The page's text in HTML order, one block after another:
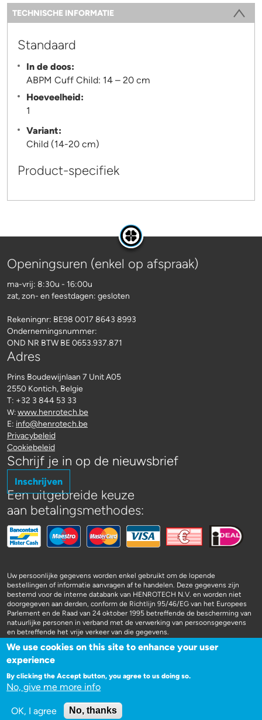
Information
TECHNISCHE INFORMATIE
Standaard
In de doos:
ABPM Cuff Child: 14 – 20 cm
Hoeveelheid:
1
Variant:
Child (14-20 cm)
Product-specifiek
Openingsuren (enkel op afspraak)
ma-vrij: 8:30u - 16:00u
zat, zon- en feestdagen: gesloten
Rekeningnr: BE98 0017 8643 8993
Ondernemingsnummer:
OND NR BTW BE 0653.937.871
Adres
Prins Boudewijnlaan 7 Unit A05
2550 Kontich, Belgie
T: +32 3 844 53 33
W: www.henrotech.be
E: info@henrotech.be
Privacybeleid
Cookiebeleid
Schrijf je in op de nieuwsbrief
Inschrijven
Een uitgebreide keuze
aan betalingsmethodes:
Uw persoonlijke gegevens worden enkel gebruikt om de lopende
bestellingen of informatie aanvragen af te handelen. Deze gegevens zijn
bestemd voor de interne databank van HENROTECH N.V. en worden niet
doorgegeven aan derden, conform de Richtlijn 95/46/EG van het Europees
Parlement en de Raad van 24 oktober 1995 betreffende de bescherming van
natuurlijke personen in verband met de verwerking van persoonsgegevens
en betreffende het vrije verkeer van die gegevens.
We use cookies on this site to enhance your user
experience
By clicking the Accept button, you agree to us doing so.
No, give me more info
OK, I agree No, thanks